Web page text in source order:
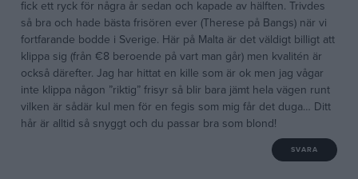
fick ett ryck för några år sedan och kapade av hälften. Trivdes
så bra och hade bästa frisören ever (Therese på Bangs) när vi
fortfarande bodde i Sverige. Här på Malta är det väldigt billigt att
klippa sig (från €8 beroende på vart man går) men kvalitén är
också därefter. Jag har hittat en kille som är ok men jag vågar
inte klippa någon ”riktig” frisyr så blir bara jämt hela vägen runt
vilken är sådär kul men för en fegis som mig får det duga… Ditt
hår är alltid så snyggt och du passar bra som blond!
SVARA